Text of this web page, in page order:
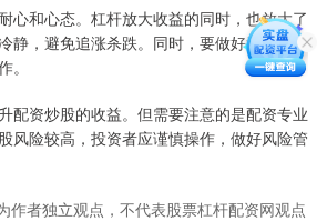
心和心态。杠杆放大收益的同时，也放大了
静，避免追涨杀跌。同时，要做好亏损的心
配资炒股的收益。但需要注意的是配资专业
风险较高，投资者应谨慎操作，做好风险管
作者独立观点，不代表股票杠杆配资网观点